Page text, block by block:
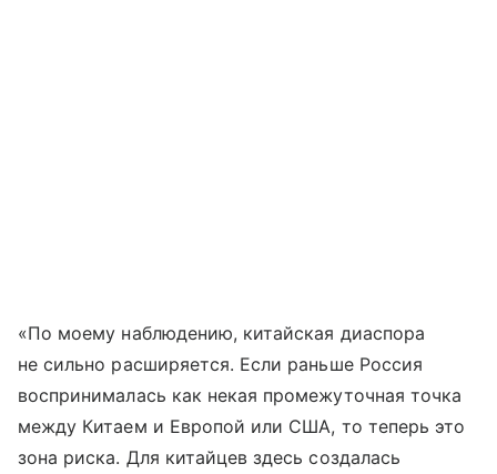
«По моему наблюдению, китайская диаспора
не сильно расширяется. Если раньше Россия
воспринималась как некая промежуточная точка
между Китаем и Европой или США, то теперь это
зона риска. Для китайцев здесь создалась